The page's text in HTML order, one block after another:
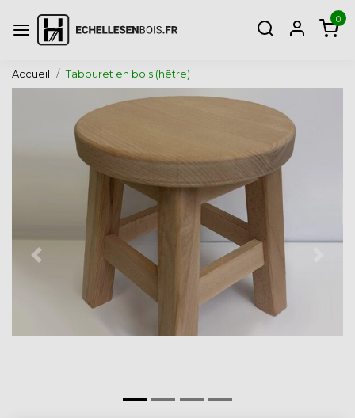
0
Accueil Tabouret en bois (hêtre)
Page précédente